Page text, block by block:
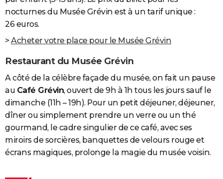
nocturnes du Musée Grévin est à un tarif unique :
26 euros.
> Acheter votre place pour le Musée Grévin
Restaurant du Musée Grévin
A côté de la célèbre façade du musée, on fait un pause
au Café Grévin, ouvert de 9h à 1h tous les jours sauf le
dimanche (11h – 19h). Pour un petit déjeuner, déjeuner,
dîner ou simplement prendre un verre ou un thé
gourmand, le cadre singulier de ce café, avec ses
miroirs de sorcières, banquettes de velours rouge et
écrans magiques, prolonge la magie du musée voisin.